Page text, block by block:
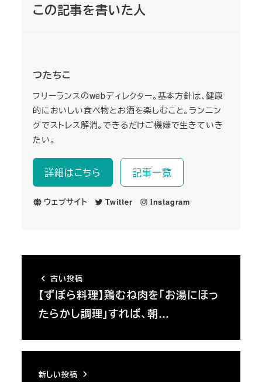
この記事を書いた人
つたちこ
フリーランスのwebディレクター。基本方針は、健康
的においしい食べ物とお酒を楽しむこと。ランニン
グでストレス解消。できるだけご機嫌で生きていき
たい。
詳細はこちら 記事一覧
ウェブサイト Twitter Instagram
古い投稿
【ずぼら料理】鶏むね肉を「お湯にほっ
たらかし調理」すれば、朝…
新しい投稿